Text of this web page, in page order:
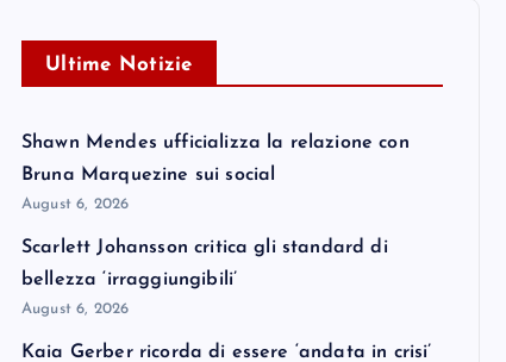
Ultime Notizie
Shawn Mendes ufficializza la relazione con
Bruna Marquezine sui social
August 6, 2026
Scarlett Johansson critica gli standard di
bellezza ‘irraggiungibili’
August 6, 2026
Kaia Gerber ricorda di essere ‘andata in crisi’